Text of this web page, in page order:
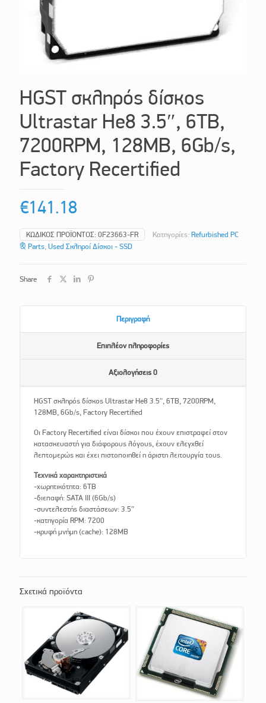
HGST σκληρός δίσκος
Ultrastar He8 3.5″, 6TB,
7200RPM, 128MB, 6Gb/s,
Factory Recertified
€141.18
ΚΩΔΙΚΌΣ ΠΡΟΪΌΝΤΟΣ: 0F23663-FR Κατηγορίες: Refurbished PC
& Parts, Used Σκληροί Δίσκοι - SSD
Share
Περιγραφή
Επιπλέον πληροφορίες
Αξιολογήσεις 0
HGST σκληρός δίσκος Ultrastar He8 3.5″, 6TB, 7200RPM,
128MB, 6Gb/s, Factory Recertified
Οι Factory Recertified είναι δίσκοι που έχουν επιστραφεί στον
κατασκευαστή για διάφορους λόγους, έχουν ελεγχθεί
λεπτομερώς και έχει πιστοποιηθεί η άριστη λειτουργία τους.
Τεχνικά χαρακτηριστικά
-χωρητικότητα: 6TB
-διεπαφή: SATA III (6Gb/s)
-συντελεστής διαστάσεων: 3.5″
-κατηγορία RPM: 7200
-κρυφή μνήμη (cache): 128MB
Σχετικά προϊόντα